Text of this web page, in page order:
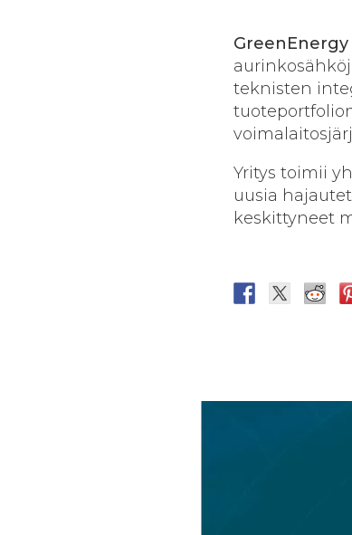
GreenEnergy
teknisten
Yritys toimii
uusia
keskittyneet